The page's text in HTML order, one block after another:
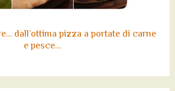
dall’ottima pizza a portate di carne
e pesce…